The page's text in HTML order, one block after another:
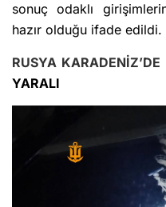
sonuç odaklı
hazır olduğu ifade edildi.
RUSYA KARADENİZ’DE
YARALI